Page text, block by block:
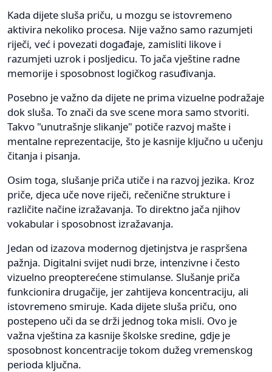
Kada dijete sluša priču, u mozgu se istovremeno
aktivira nekoliko procesa. Nije važno samo razumjeti
riječi, već i povezati događaje, zamisliti likove i
razumjeti uzrok i posljedicu. To jača vještine radne
memorije i sposobnost logičkog rasuđivanja.
Posebno je važno da dijete ne prima vizuelne podražaje
dok sluša. To znači da sve scene mora samo stvoriti.
Takvo "unutrašnje slikanje" potiče razvoj mašte i
mentalne reprezentacije, što je kasnije ključno u učenju
čitanja i pisanja.
Osim toga, slušanje priča utiče i na razvoj jezika. Kroz
priče, djeca uče nove riječi, rečenične strukture i
različite načine izražavanja. To direktno jača njihov
vokabular i sposobnost izražavanja.
Jedan od izazova modernog djetinjstva je raspršena
pažnja. Digitalni svijet nudi brze, intenzivne i često
vizuelno preopterećene stimulanse. Slušanje priča
funkcionira drugačije, jer zahtijeva koncentraciju, ali
istovremeno smiruje. Kada dijete sluša priču, ono
postepeno uči da se drži jednog toka misli. Ovo je
važna vještina za kasnije školske sredine, gdje je
sposobnost koncentracije tokom dužeg vremenskog
perioda ključna.